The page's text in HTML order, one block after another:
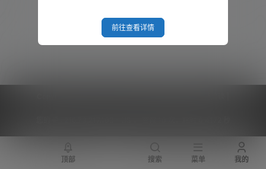
前往查看详情
顶部 搜索 菜单 我的